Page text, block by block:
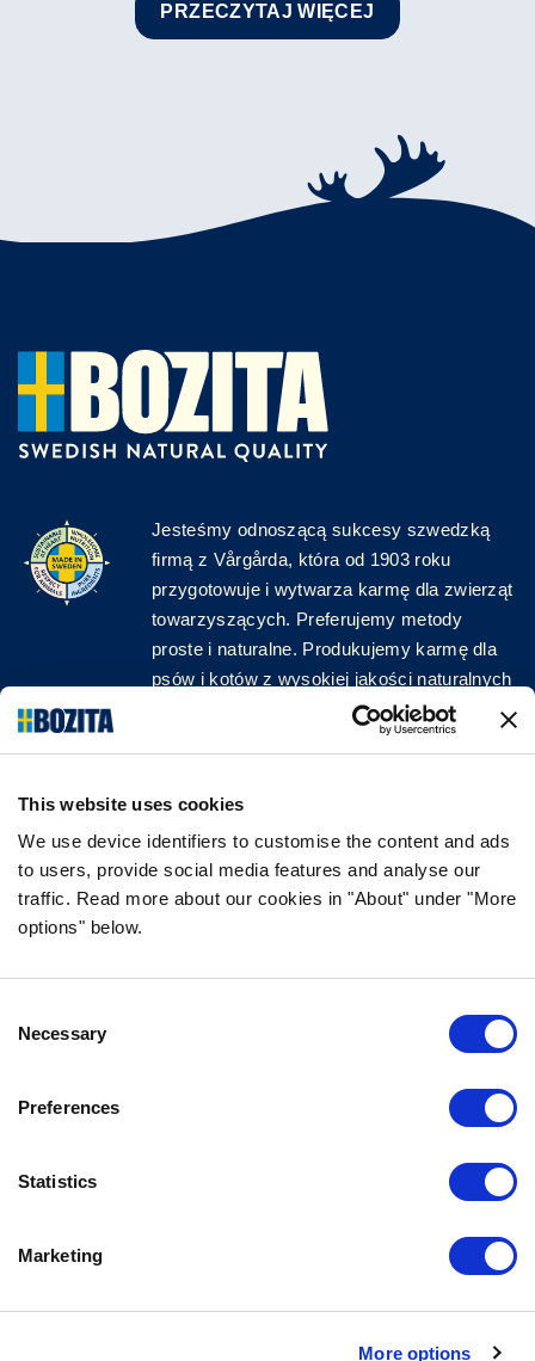
This website uses cookies
We use device identifiers to customise the content and ads
to users, provide social media features and analyse our
traffic. Read more about our cookies in "About" under "More
options" below.
Selection
Necessary
Preferences
Statistics
Marketing
More options
PRZECZYTAJ WIĘCEJ
Jesteśmy odnoszącą sukcesy szwedzką
firmą z Vårgårda, która od 1903 roku
przygotowuje i wytwarza karmę dla zwierząt
towarzyszących. Preferujemy metody
proste i naturalne. Produkujemy karmę dla
psów i kotów z wysokiej jakości naturalnych
surowców, bez zbędnych dodatków!
ŚLEDŹ NAS W MEDIACH
INFORMACJA
GWARANCJA SMAKU
info.pl@bozita.se